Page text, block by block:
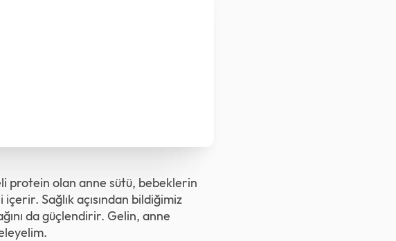
protein olan anne sütü, bebeklerin
Sağlık açısından bildiğimiz
da güçlendirir. Gelin, anne